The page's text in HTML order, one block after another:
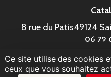
8 rue du Patis49124
06 79
©
Ce site utilise des cookies
ceux que vous souhaitez